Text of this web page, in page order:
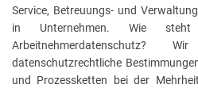
Service, Betreuungs- und
in Unternehmen. Wie
datenschutzrechtliche
und Prozessketten bei der